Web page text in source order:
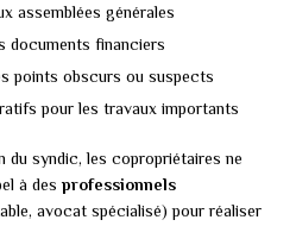
assemblées générales
documents financiers
points obscurs ou suspects
pour les travaux importants
du syndic, les copropriétaires ne
à des professionnels
avocat spécialisé) pour réaliser